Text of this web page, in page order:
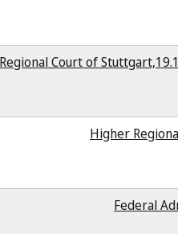
Court of
Higher
Federal